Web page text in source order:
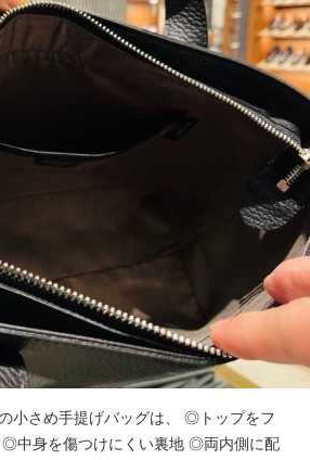
小さめ手提げバッグは、 ◎トップをフ
◎中身を傷つけにくい裏地 ◎両内側に配